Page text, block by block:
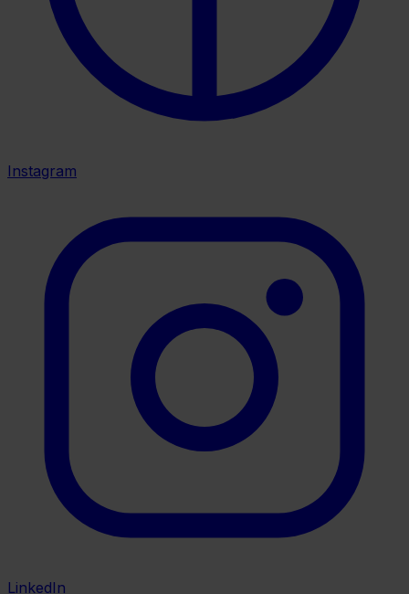
Instagram
LinkedIn